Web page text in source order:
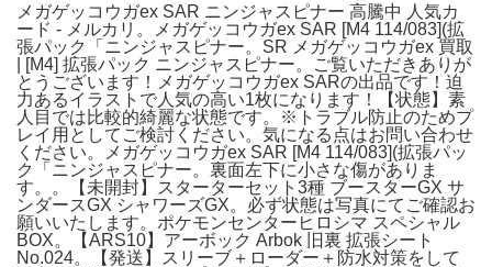
メガゲッコウガex SAR ニンジャスピナー 高騰中 人気カ
ード - メルカリ。メガゲッコウガex SAR [M4 114/083](拡
張パック「ニンジャスピナー。SR メガゲッコウガex 買取
| [M4] 拡張パック ニンジャスピナー。ご覧いただきありが
とうございます！メガゲッコウガex SARの出品です！迫
力あるイラストで人気の高い1枚になります！【状態】素
人目では比較的綺麗な状態です。※トラブル防止のためプ
レイ用としてご検討ください。気になる点はお問い合わせ
ください。メガゲッコウガex SAR [M4 114/083](拡張パッ
ク「ニンジャスピナー。裏面左下に小さな傷がありま
す。。【未開封】スターターセット3種 ブースターGX サ
ンダースGX シャワーズGX。必ず状態は写真にてご確認お
願いいたします。ポケモンセンターヒロシマ スペシャル
BOX。【ARS10】アーボック Arbok 旧裏 拡張シート
No.024。【発送】スリーブ＋ローダー＋防水対策をして